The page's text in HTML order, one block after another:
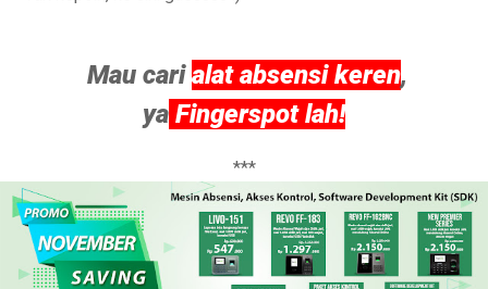
Mau cari alat absensi keren,
ya Fingerspot lah!
***